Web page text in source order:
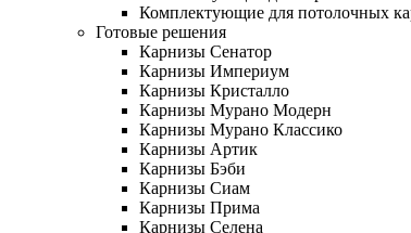
Комплектующие для потолочных
Готовые решения
Карнизы Сенатор
Карнизы Империум
Карнизы Кристалло
Карнизы Мурано Модерн
Карнизы Мурано Классико
Карнизы Артик
Карнизы Бэби
Карнизы Сиам
Карнизы Прима
Карнизы Селена